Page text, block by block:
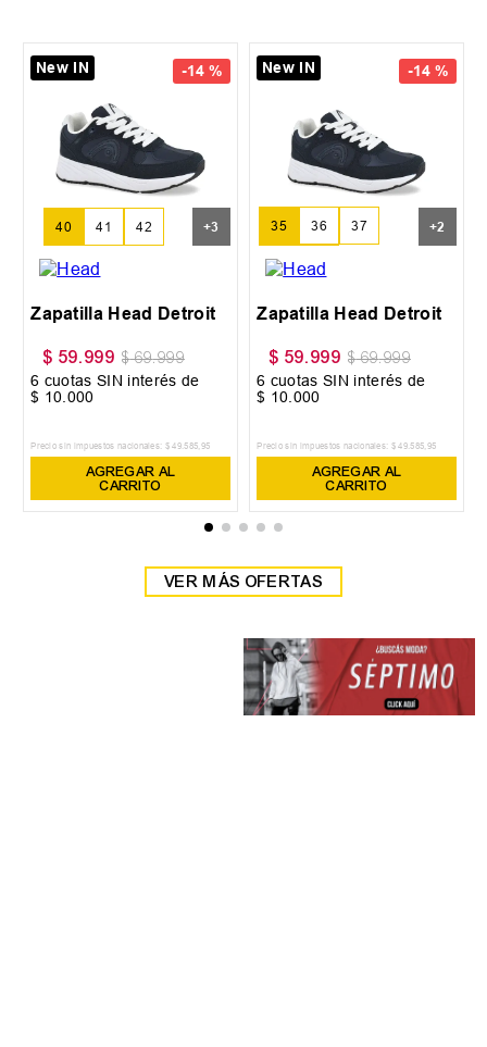
-14 %
New IN
40 41 42 +3
Zapatilla Head Detroit
$ 59.999 $ 69.999
6 cuotas SIN interés de
$ 10 000
Precio sin impuestos nacionales: $ 49.585,95
AGREGAR AL
CARRITO
-14 %
New IN
35 36 37
38 39
+2
Zapatilla Head Detroit
$ 59.999 $ 69.999
6 cuotas SIN interés de
$ 10 000
Precio sin impuestos nacionales: $ 49.585,95
AGREGAR AL
CARRITO
VER MÁS OFERTAS